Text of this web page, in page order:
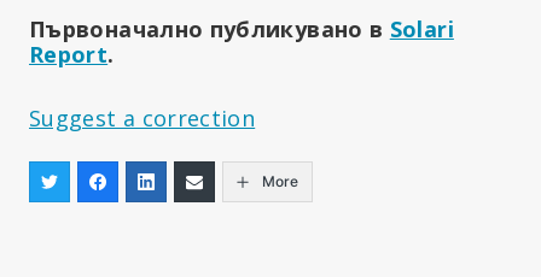
Първоначално публикувано в Solari
Report.
Suggest a correction
More